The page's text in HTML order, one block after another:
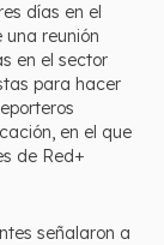
días en el
una reunión
en el sector
para hacer
en el que
de Red+
señalaron a